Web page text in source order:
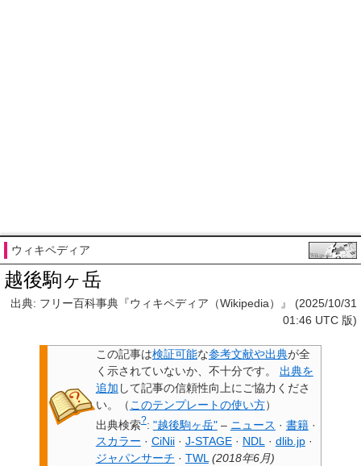
ウィキペディア
越後駒ヶ岳
出典: フリー百科事典『ウィキペディア（Wikipedia）』 (2025/10/31
01:46 UTC 版)
この記事は検証可能な参考文献や出典が全
く示されていないか、不十分です。
出典を
追加 して記事の信頼性向上にご協力くださ
い。
（ このテンプレートの使い方）
出典検索?: "越後駒ヶ岳" – ニュース · 書籍 ·
スカラー · CiNii · J-STAGE · NDL · dlib.jp ·
ジャパンサーチ · TWL (2018年6月)